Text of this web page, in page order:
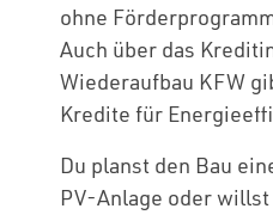
ohne
Auch über das
Wiederaufbau KFW
Kredite für
Du planst den Bau
PV-Anlage oder